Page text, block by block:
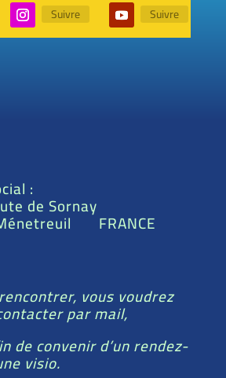
Suivre Suivre
:
de Sornay
FRANCE
vous voudrez
par mail,
de convenir d’un rendez-
visio.